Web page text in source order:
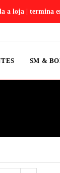
a loja | termina
SM &